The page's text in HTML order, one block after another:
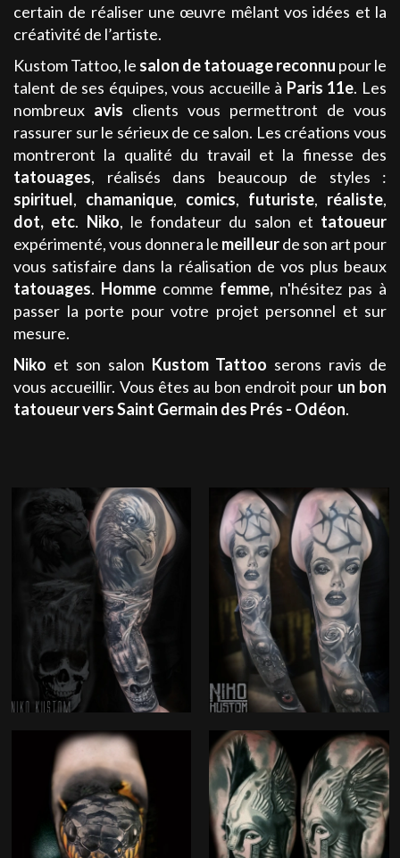
certain de réaliser une œuvre mêlant vos idées et la
créativité de l’artiste.
Kustom Tattoo, le salon de tatouagereconnu pour le
talent de ses équipes, vous accueille à Paris 11e. Les
nombreux avis clients vous permettront de vous
rassurer sur le sérieux de ce salon. Les créations vous
montreront la qualité du travail et la finesse des
tatouages, réalisés dans beaucoup de styles :
spirituel, chamanique, comics, futuriste, réaliste,
dot, etc. Niko, le fondateur du salon et tatoueur
expérimenté, vous donnera le meilleurde son art pour
vous satisfaire dans la réalisation de vos plus beaux
tatouages. Homme comme femme, n'hésitez pas à
passer la porte pour votre projet personnel et sur
mesure.
Niko et son salon Kustom Tattoo serons ravis de
vous accueillir. Vous êtes au bon endroit pour un bon
tatoueurvers Saint Germain des Prés - Odéon.